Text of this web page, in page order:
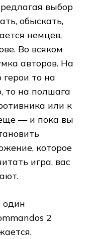
выбор
обыскать,
немцев,
Во всяком
авторов. На
герои то на
то на полшага
или к
— и пока вы
которое
игра, вас
один
2